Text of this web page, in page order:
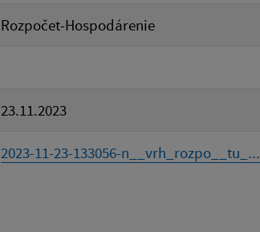
Rozpočet-Hospodárenie
23.11.2023
2023-11-23-133056-n__vrh_rozpo__tu_...